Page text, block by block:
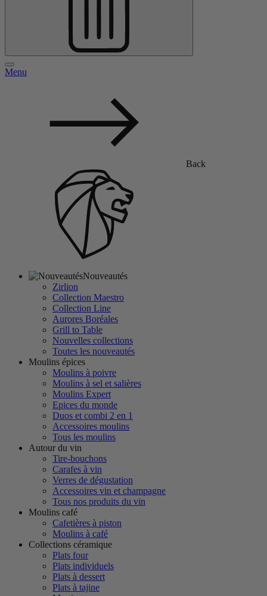
Menu
Back
Nouveautés
Zirlion
Collection Maestro
Collection Line
Aurores Boréales
Grill to Table
Nouvelles collections
Toutes les nouveautés
Moulins épices
Moulins à poivre
Moulins à sel et salières
Moulins Expert
Epices du monde
Duos et combi 2 en 1
Accessoires moulins
Tous les moulins
Autour du vin
Tire-bouchons
Carafes à vin
Verres de dégustation
Accessoires vin et champagne
Tous nos produits du vin
Moulins café
Cafetières à piston
Moulins à café
Collections céramique
Plats four
Plats individuels
Plats à dessert
Plats à tajine